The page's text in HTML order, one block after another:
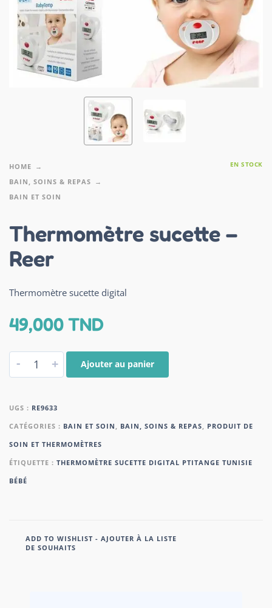
HOME
BAIN, SOINS & REPAS
BAIN ET SOIN
EN STOCK
Thermomètre sucette –
Reer
Thermomètre sucette digital
49,000TND
- + Ajouter au panier
UGS : RE9633
CATÉGORIES : BAIN ET SOIN BAIN, SOINS & REPAS
PRODUIT DE
SOIN ET THERMOMÈTRES
ÉTIQUETTE : THERMOMÈTRE SUCETTE DIGITAL PTITANGE TUNISIE
BÉBÉ
ADD TO WISHLIST - AJOUTER À LA LISTE
DE SOUHAITS